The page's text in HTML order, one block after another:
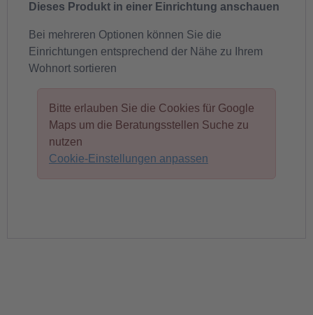
Dieses Produkt in einer Einrichtung anschauen
Bei mehreren Optionen können Sie die
Einrichtungen entsprechend der Nähe zu Ihrem
Wohnort sortieren
Bitte erlauben Sie die Cookies für Google
Maps um die Beratungsstellen Suche zu
nutzen
Cookie-Einstellungen anpassen